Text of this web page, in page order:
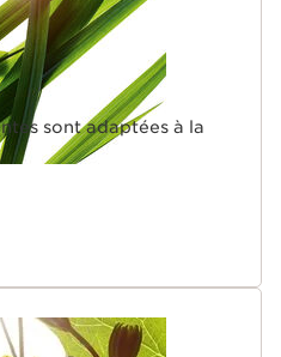
sont adaptées à la